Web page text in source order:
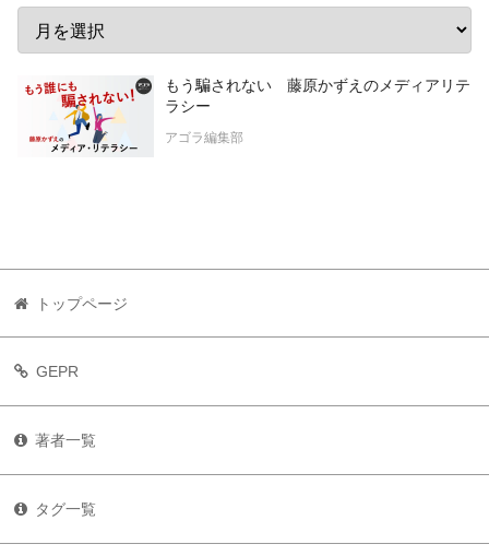
もう騙されない 藤原かずえのメディアリテ
ラシー
アゴラ編集部
トップページ
GEPR
著者一覧
タグ一覧